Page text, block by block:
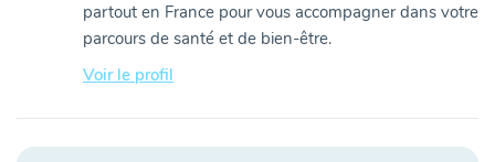
partout en France pour vous accompagner dans votre
parcours de santé et de bien-être.
Voir le profil